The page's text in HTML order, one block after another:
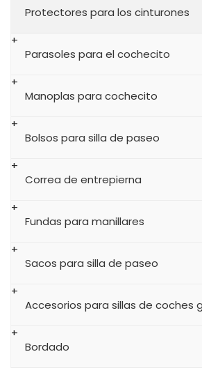
Protectores para los cinturones
Parasoles para el cochecito
Manoplas para cochecito
Bolsos para silla de paseo
Correa de entrepierna
Fundas para manillares
Sacos para silla de paseo
Accesorios para sillas de coches
Bordado